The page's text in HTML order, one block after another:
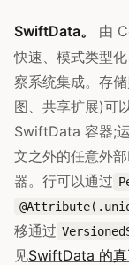
SwiftData。 由
快速、模式类型
察系统集成。存
图、共享扩展)可
SwiftData 容器;
文之外的任意外
器。行可以通过
移通过
见SwiftData 的